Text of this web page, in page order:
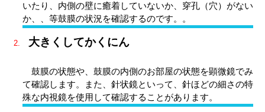
いたり、内側の壁に癒着していないか、穿孔（穴）がない
か、、等鼓膜の状況を確認するのです。。
大きくしてかくにん
鼓膜の状態や、鼓膜の内側のお部屋の状態を顕微鏡でみ
て確認します。また、針状鏡といって、針ほどの細さの特
殊な内視鏡を使用して確認することがあります。